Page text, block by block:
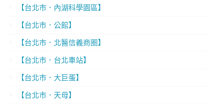
【台北市．內湖科學園區】
【台北市．公館】
【台北市．北醫信義商圈】
【台北市．台北車站】
【台北市．大巨蛋】
【台北市．天母】